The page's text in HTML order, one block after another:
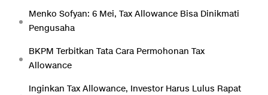
Menko Sofyan: 6 Mei, Tax Allowance Bisa Dinikmati
Pengusaha
BKPM Terbitkan Tata Cara Permohonan Tax
Allowance
Inginkan Tax Allowance, Investor Harus Lulus Rapat